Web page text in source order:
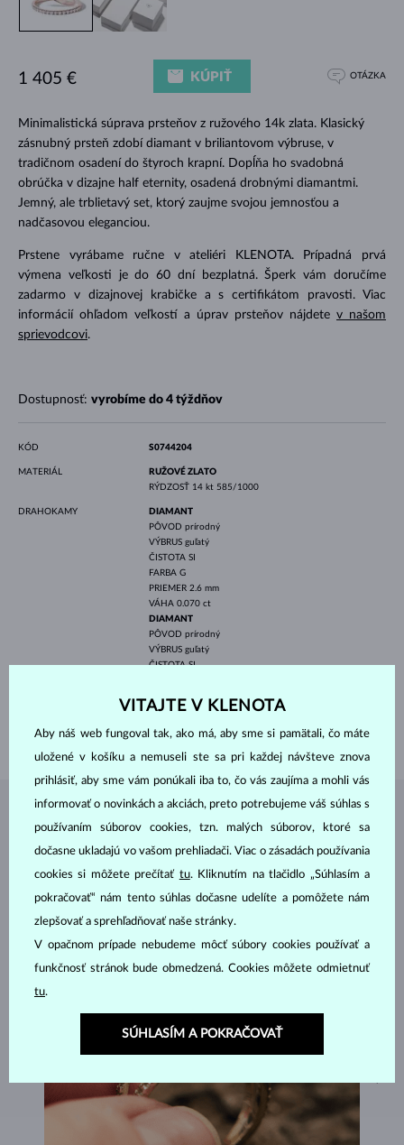
Minimalistická súprava prsteňov z ružového 14k zlata. Klasický
zásnubný prsteň zdobí diamant v briliantovom výbruse, v
tradičnom osadení do štyroch krapní. Dopĺňa ho svadobná
obrúčka v dizajne half eternity, osadená drobnými diamantmi.
Jemný, ale trblietavý set, ktorý zaujme svojou jemnosťou a
nadčasovou eleganciou.
Prstene vyrábame ručne v ateliéri KLENOTA. Prípadná prvá
výmena veľkosti je do 60 dní bezplatná. Šperk vám doručíme
zadarmo v dizajnovej krabičke a s certifikátom pravosti. Viac
informácií ohľadom veľkostí a úprav prsteňov nájdetev našom
sprievodcovi.
Dostupnosť: vyrobíme do 4 týždňov
1 405 € KÚPIŤ OTÁZKA
KÓD S0744204
MATERIÁL
RUŽOVÉ ZLATO
RÝDZOSŤ 14 kt 585/1000
DRAHOKAMY
DIAMANT
PÔVOD prírodný
VÝBRUS guľatý
ČISTOTA SI
FARBA G
PRIEMER 2.6 mm
VÁHA 0.070 ct
DIAMANT
PÔVOD prírodný
VÝBRUS guľatý
ČISTOTASI
VÁHA 0.150 ct
VÁHA 2.40 g
ŠPERKY Z ATELIÉRU KLENOTA
VITAJTE V KLENOTA
Aby náš web fungoval tak, ako má, aby sme si pamätali, čo máte
uložené v košíku a nemuseli ste sa pri každej návšteve znova
prihlásiť, aby sme vám ponúkali iba to, čo vás zaujíma a mohli vás
informovať o novinkách a akciách, preto potrebujeme váš súhlas s
používaním súborov cookies, tzn. malých súborov, ktoré sa
dočasne ukladajú vo vašom prehliadači. Viac o zásadách používania
cookies si môžete prečítať tu. Kliknutím na tlačidlo „Súhlasím a
pokračovať“ nám tento súhlas dočasne udelíte a pomôžete nám
zlepšovať a sprehľadňovať naše stránky.
V opačnom prípade nebudeme môcť súbory cookies používať a
funkčnosť stránok bude obmedzená. Cookies môžete odmietnuť
tu.
SÚHLASÍM A POKRAČOVAŤ